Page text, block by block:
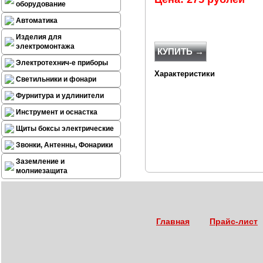
оборудование
Автоматика
Изделия для
электромонтажа
Электротехнич-е приборы
Светильники и фонари
Фурнитура и удлинители
Инструмент и оснастка
Щиты боксы электрические
Звонки, Антенны, Фонарики
Заземление и
молниезащита
КУПИТЬ →
Характеристики
Главная Прайс-лист